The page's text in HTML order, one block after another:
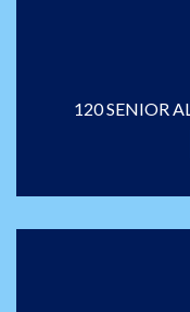
120 SENIOR